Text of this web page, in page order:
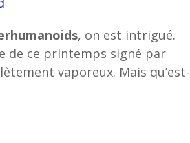
, on est intrigué.
de ce printemps signé par
vaporeux. Mais qu’est-